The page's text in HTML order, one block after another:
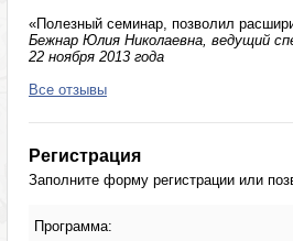
«Полезный семинар, позволил
Бежнар Юлия Николаевна, ведущий
22 ноября 2013 года
Все отзывы
Регистрация
Заполните форму регистрации или